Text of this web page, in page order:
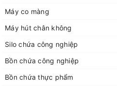
Máy co màng
Máy hút chân không
Silo chứa công nghiệp
Bồn chứa công nghiệp
Bồn chứa thực phẩm